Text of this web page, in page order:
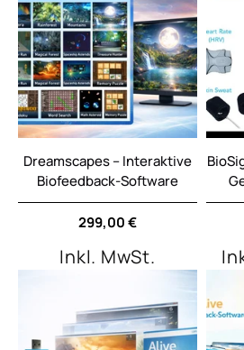
Dreamscapes – Interaktive
Biofeedback-Software
Normaler
299,00 €
Inkl. MwSt.